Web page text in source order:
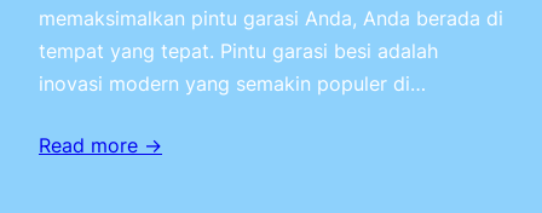
memaksimalkan pintu garasi Anda, Anda berada di
tempat yang tepat. Pintu garasi besi adalah
inovasi modern yang semakin populer di…
Read more →